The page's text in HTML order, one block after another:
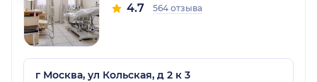
4.7 564 отзыва
г Москва, ул Кольская, д 2 к 3